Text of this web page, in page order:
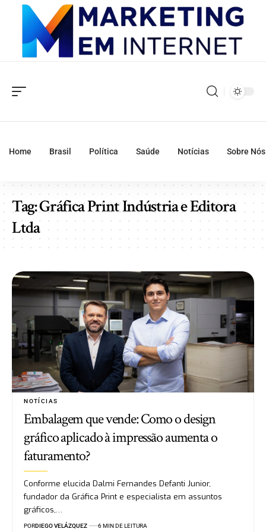
Home Brasil Política Saúde Notícias Sobre Nós
Tag:Gráfica Print Indústria e Editora
Ltda
NOTÍCIAS
Embalagem que vende: Como o design
gráfico aplicado à impressão aumenta o
faturamento?
Conforme elucida Dalmi Fernandes Defanti Junior,
fundador da Gráfica Print e especialista em assuntos
gráficos,…
PORDIEGO VELÁZQUEZ 6 MIN DE LEITURA